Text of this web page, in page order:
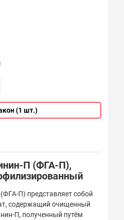
(1 шт.)
П (ФГА-П),
П) представляет собой
содержащий очищенный
П, полученный путём